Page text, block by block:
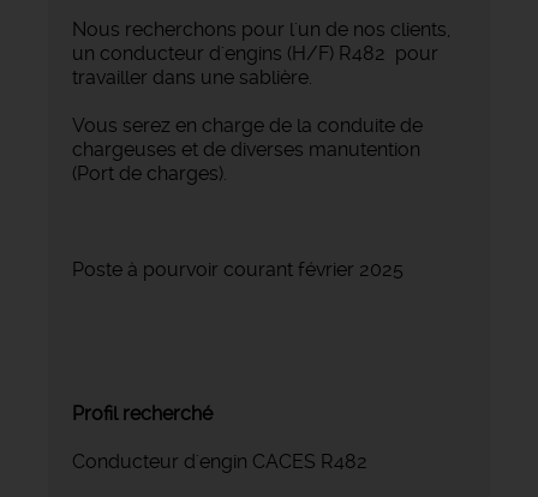
Nous recherchons pour l'un de nos clients,
un conducteur d'engins (H/F) R482 pour
travailler dans une sablière.
Vous serez en charge de la conduite de
chargeuses et de diverses manutention
(Port de charges).
Poste à pourvoir courant février 2025
Profil recherché
Conducteur d'engin CACES R482